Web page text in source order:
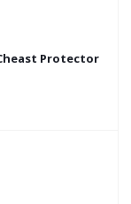
Protector